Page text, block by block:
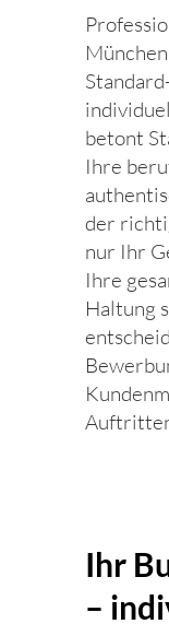
betont
Ihre
der
nur Ihr
Ihre
Haltung
Ihr
–